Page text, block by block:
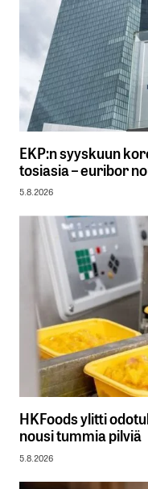
EKP:n syyskuun
tosiasia – euribor
5.8.2026
HKFoods ylitti
nousi tummia pilviä
5.8.2026